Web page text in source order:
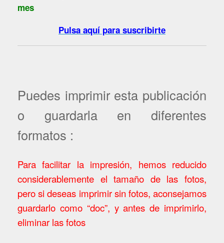
mes
Pulsa aquí para suscribirte
Puedes imprimir esta publicación
o guardarla en diferentes
formatos :
Para facilitar la impresión, hemos reducido
considerablemente el tamaño de las fotos,
pero si deseas imprimir sin fotos, aconsejamos
guardarlo como “doc”, y antes de imprimirlo,
eliminar las fotos